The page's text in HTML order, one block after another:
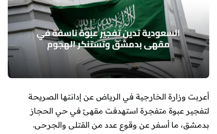
أعربت وزارة الخارجية في الرياض عن إدانتها الصريحة
لتفجير عبوة متفجرة استهدفت مقهىً في حي الحجاز
بدمشق، ما أسفر عن وقوع عدد من القتلى والجرحى.